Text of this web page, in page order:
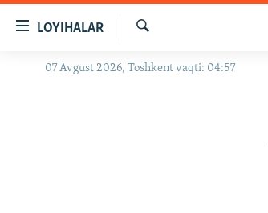
Бош
LOYIHALAR
OZODLIK SURISHTIRUVLARI
Излаш
07 Avgust 2026, Toshkent vaqti: 04:57